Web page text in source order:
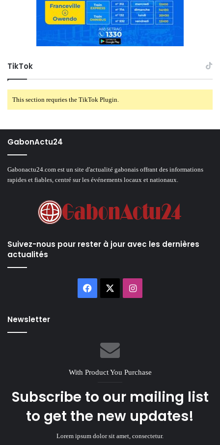
TikTok
This section requries the TikTok Plugin.
GabonActu24
Gabonactu24.com est un site d'actualité gabonais offrant des informations
rapides et fiables, centré sur les événements locaux et nationaux.
Suivez-nous pour rester à jour avec les dernières
actualités
Facebook Instagram
Newsletter
With Product You Purchase
Subscribe to our mailing list
to get the new updates!
Lorem ipsum dolor sit amet, consectetur.